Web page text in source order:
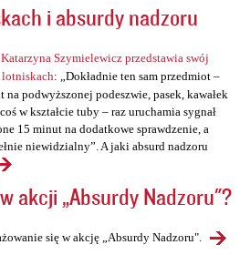
i absurdy nadzoru
Szymielewicz przedstawia swój
lotniskach: „Dokładnie ten sam przedmiot –
na podwyższonej podeszwie, pasek, kawałek
w kształcie tuby – raz uruchamia sygnał
15 minut na dodatkowe sprawdzenie, a
niewidzialny”. A jaki absurd nadzoru
akcji „Absurdy Nadzoru"?
się w akcję „Absurdy Nadzoru".